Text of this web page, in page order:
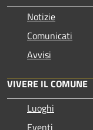
Notizie
Comunicati
Avvisi
VIVERE IL COMUNE
Luoghi
Eventi